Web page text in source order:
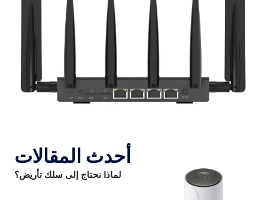
أحدث المقالات
لماذا نحتاج إلى سلك تأريض؟